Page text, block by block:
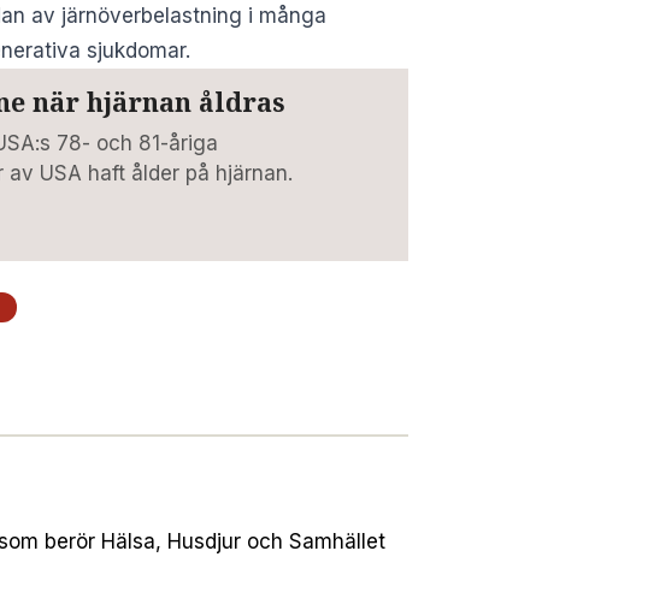
av järnöverbelastning i många
sjukdomar.
när hjärnan åldras
78- och 81-åriga
USA haft ålder på hjärnan.
berör Hälsa, Husdjur och Samhället